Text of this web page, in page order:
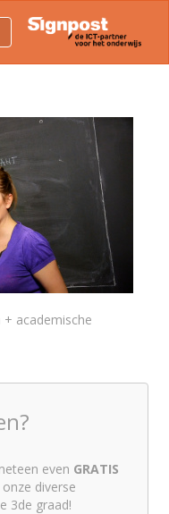
academische
even GRATIS
diverse
3de graad!